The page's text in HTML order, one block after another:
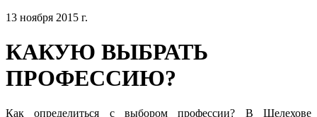
13 ноября 2015 г.
КАКУЮ ВЫБРАТЬ
ПРОФЕССИЮ?
Как определиться с выбором профессии? В Шелехове